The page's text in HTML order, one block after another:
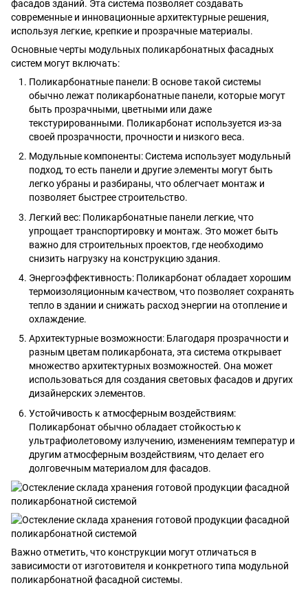
фасадов зданий. Эта система позволяет создавать
современные и инновационные архитектурные решения,
используя легкие, крепкие и прозрачные материалы.
Основные черты модульных поликарбонатных фасадных
систем могут включать:
Поликарбонатные панели: В основе такой системы
обычно лежат поликарбонатные панели, которые могут
быть прозрачными, цветными или даже
текстурированными. Поликарбонат используется из-за
своей прозрачности, прочности и низкого веса.
Модульные компоненты: Система использует модульный
подход, то есть панели и другие элементы могут быть
легко убраны и разбираны, что облегчает монтаж и
позволяет быстрее строительство.
Легкий вес: Поликарбонатные панели легкие, что
упрощает транспортировку и монтаж. Это может быть
важно для строительных проектов, где необходимо
снизить нагрузку на конструкцию здания.
Энергоэффективность: Поликарбонат обладает хорошим
термоизоляционным качеством, что позволяет сохранять
тепло в здании и снижать расход энергии на отопление и
охлаждение.
Архитектурные возможности: Благодаря прозрачности и
разным цветам поликарбоната, эта система открывает
множество архитектурных возможностей. Она может
использоваться для создания световых фасадов и других
дизайнерских элементов.
Устойчивость к атмосферным воздействиям:
Поликарбонат обычно обладает стойкостью к
ультрафиолетовому излучению, изменениям температур и
другим атмосферным воздействиям, что делает его
долговечным материалом для фасадов.
Важно отметить, что конструкции могут отличаться в
зависимости от изготовителя и конкретного типа модульной
поликарбонатной фасадной системы.